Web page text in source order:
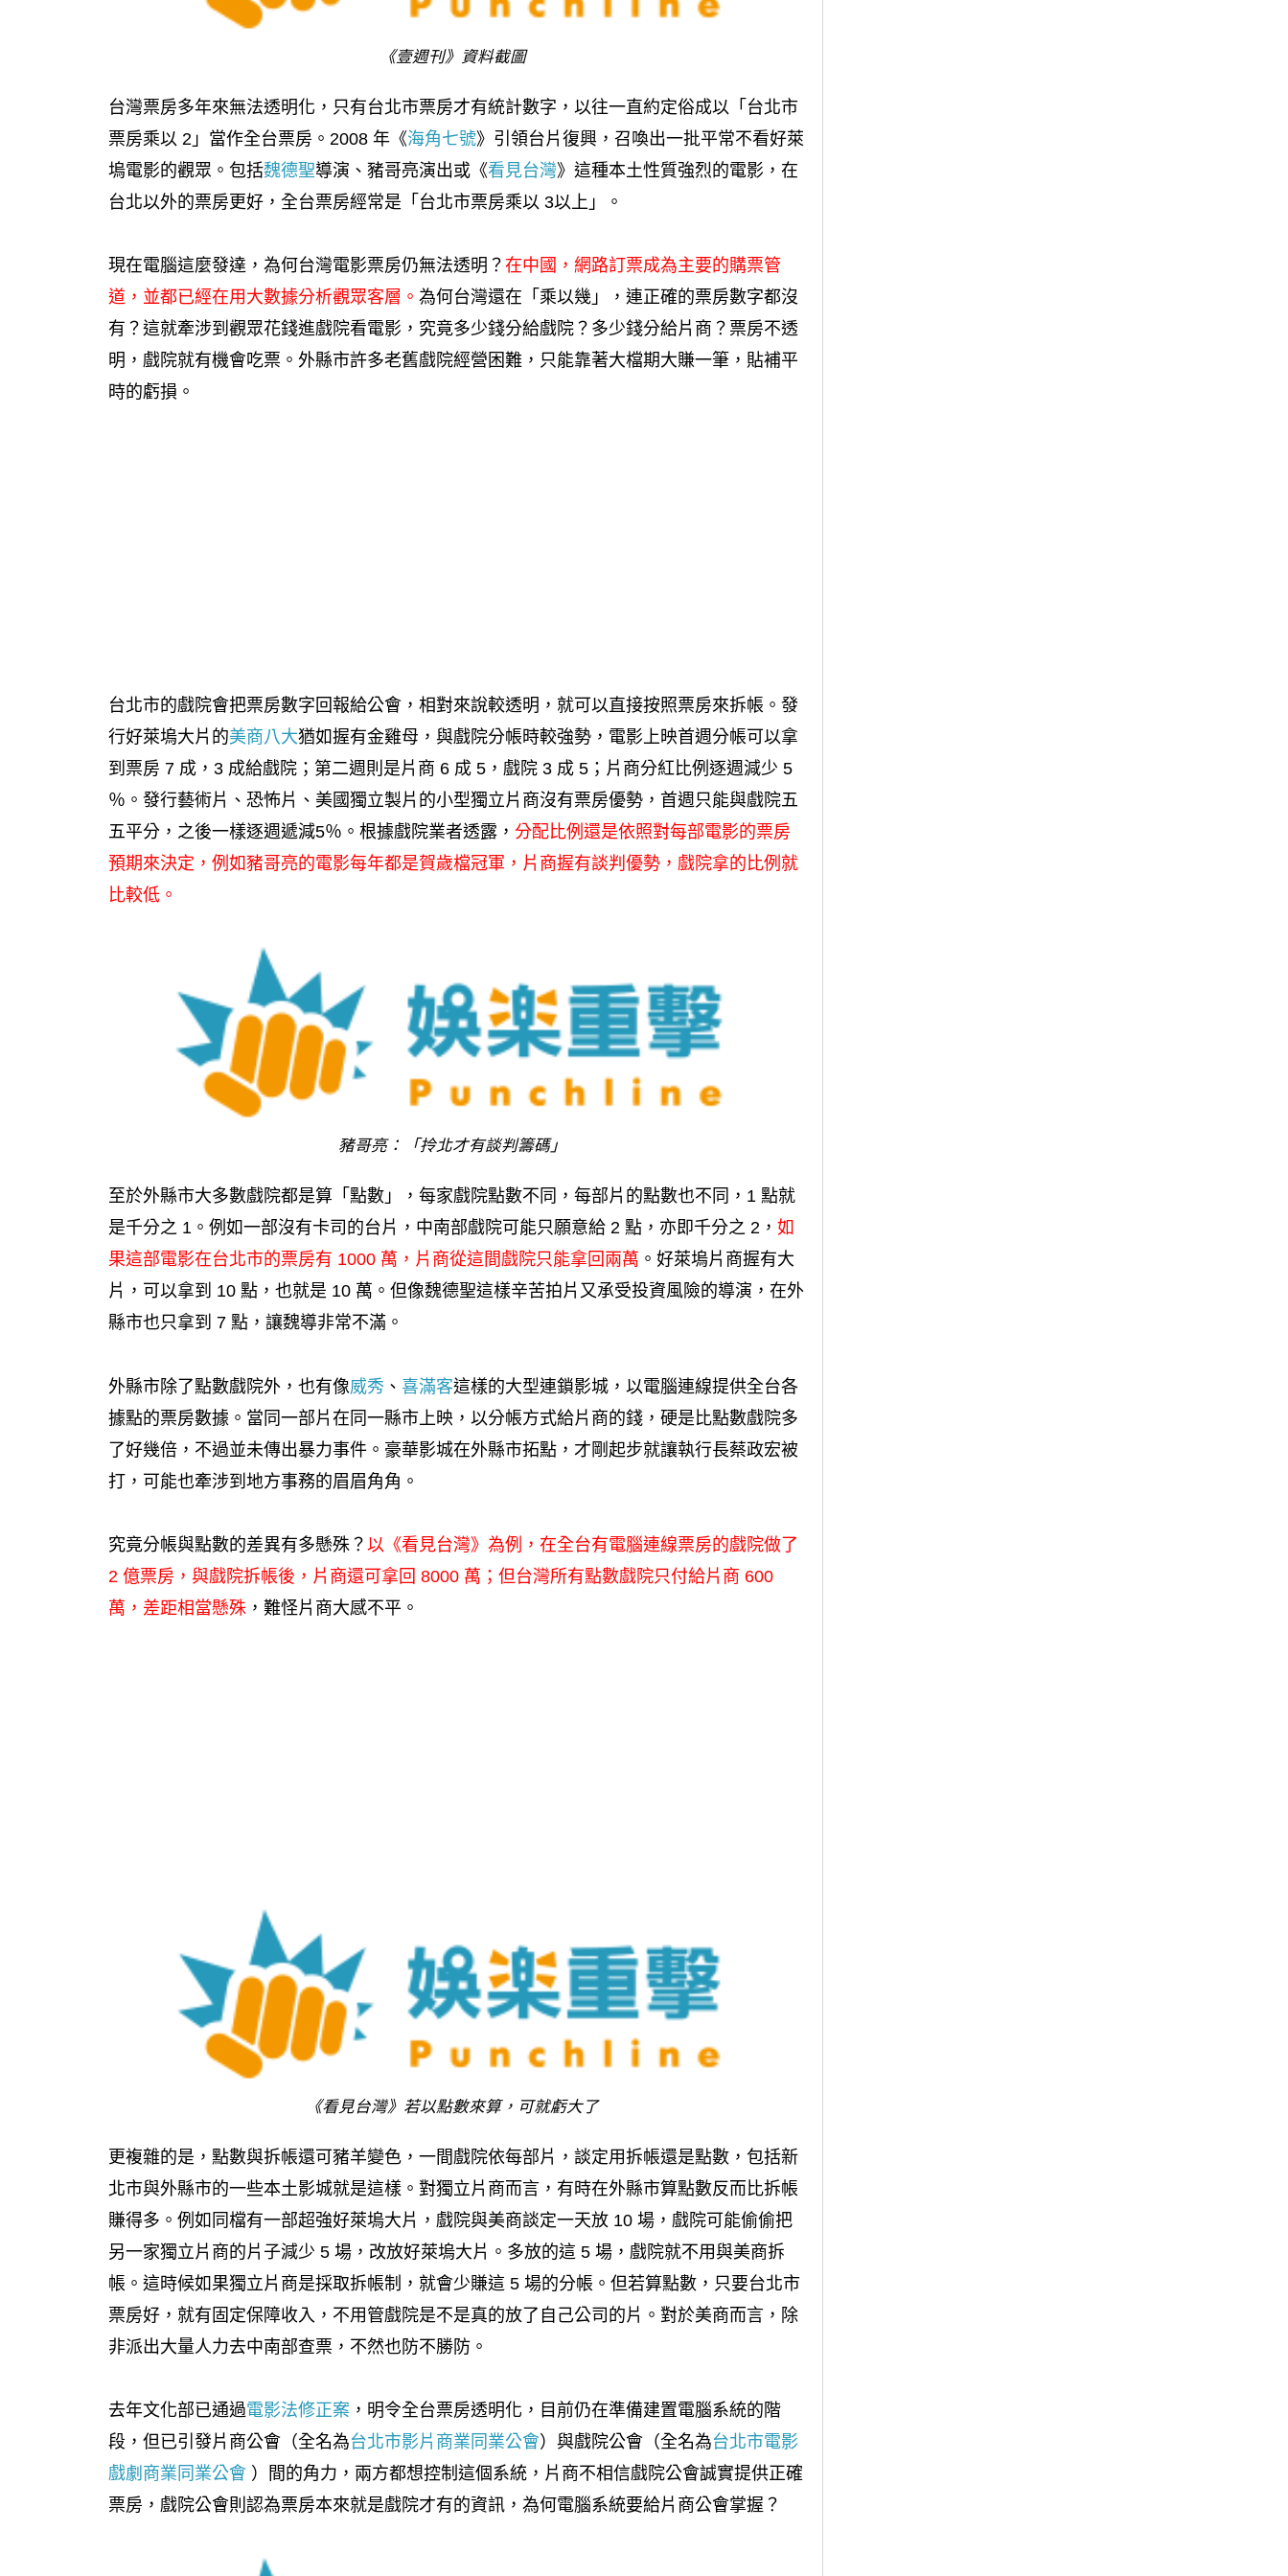
《壹週刊》資料截圖
台灣票房多年來無法透明化，只有台北市票房才有統計數字，以往一直約定俗成以「台北市
票房乘以 2」當作全台票房。2008 年《海角七號》引領台片復興，召喚出一批平常不看好萊
塢電影的觀眾。包括魏德聖導演、豬哥亮演出或《看見台灣》這種本土性質強烈的電影，在
台北以外的票房更好，全台票房經常是「台北市票房乘以 3以上」。
現在電腦這麼發達，為何台灣電影票房仍無法透明？ 在中國，網路訂票成為主要的購票管
道，並都已經在用大數據分析觀眾客層。 為何台灣還在「乘以幾」，連正確的票房數字都沒
有？這就牽涉到觀眾花錢進戲院看電影，究竟多少錢分給戲院？多少錢分給片商？票房不透
明，戲院就有機會吃票。外縣市許多老舊戲院經營困難，只能靠著大檔期大賺一筆，貼補平
時的虧損。
台北市的戲院會把票房數字回報給公會，相對來說較透明，就可以直接按照票房來拆帳。發
行好萊塢大片的美商八大猶如握有金雞母，與戲院分帳時較強勢，電影上映首週分帳可以拿
到票房 7 成，3 成給戲院；第二週則是片商 6 成 5，戲院 3 成 5；片商分紅比例逐週減少 5
％。發行藝術片、恐怖片、美國獨立製片的小型獨立片商沒有票房優勢，首週只能與戲院五
五平分，之後一樣逐週遞減5％。根據戲院業者透露， 分配比例還是依照對每部電影的票房
預期來決定，例如豬哥亮的電影每年都是賀歲檔冠軍，片商握有談判優勢，戲院拿的比例就
比較低。
豬哥亮：「拎北才有談判籌碼」
至於外縣市大多數戲院都是算「點數」，每家戲院點數不同，每部片的點數也不同，1 點就
是千分之 1。例如一部沒有卡司的台片，中南部戲院可能只願意給 2 點，亦即千分之 2， 如
果這部電影在台北市的票房有 1000 萬，片商從這間戲院只能拿回兩萬 。好萊塢片商握有大
片，可以拿到 10 點，也就是 10 萬。但像魏德聖這樣辛苦拍片又承受投資風險的導演，在外
縣市也只拿到 7 點，讓魏導非常不滿。
外縣市除了點數戲院外，也有像威秀 、 喜滿客這樣的大型連鎖影城，以電腦連線提供全台各
據點的票房數據。當同一部片在同一縣市上映，以分帳方式給片商的錢，硬是比點數戲院多
了好幾倍，不過並未傳出暴力事件。豪華影城在外縣市拓點，才剛起步就讓執行長蔡政宏被
打，可能也牽涉到地方事務的眉眉角角。
究竟分帳與點數的差異有多懸殊？ 以《看見台灣》為例，在全台有電腦連線票房的戲院做了
2 億票房，與戲院拆帳後，片商還可拿回 8000 萬；但台灣所有點數戲院只付給片商 600
萬，差距相當懸殊 ，難怪片商大感不平。
《看見台灣》若以點數來算，可就虧大了
更複雜的是，點數與拆帳還可豬羊變色，一間戲院依每部片，談定用拆帳還是點數，包括新
北市與外縣市的一些本土影城就是這樣。對獨立片商而言，有時在外縣市算點數反而比拆帳
賺得多。例如同檔有一部超強好萊塢大片，戲院與美商談定一天放 10 場，戲院可能偷偷把
另一家獨立片商的片子減少 5 場，改放好萊塢大片。多放的這 5 場，戲院就不用與美商拆
帳。這時候如果獨立片商是採取拆帳制，就會少賺這 5 場的分帳。但若算點數，只要台北市
票房好，就有固定保障收入，不用管戲院是不是真的放了自己公司的片。對於美商而言，除
非派出大量人力去中南部查票，不然也防不勝防。
去年文化部已通過電影法修正案 ，明令全台票房透明化，目前仍在準備建置電腦系統的階
段，但已引發片商公會（全名為台北市影片商業同業公會）與戲院公會（全名為台北市電影
戲劇商業同業公會 ）間的角力，兩方都想控制這個系統，片商不相信戲院公會誠實提供正確
票房，戲院公會則認為票房本來就是戲院才有的資訊，為何電腦系統要給片商公會掌握？